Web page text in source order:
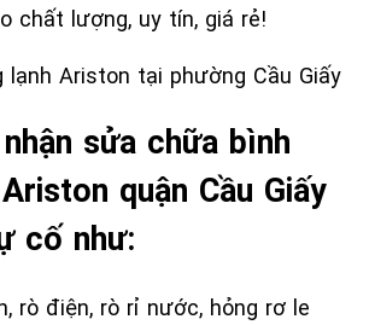
chất lượng, uy tín, giá rẻ!
sửa chữa bình
quận Cầu Giấy
cố như:
rò điện, rò rỉ nước, hỏng rơ le